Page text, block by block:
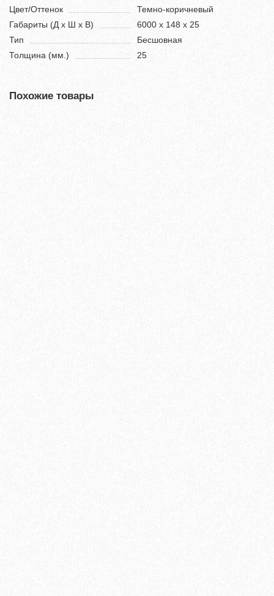
Цвет/Оттенок
Темно-коричневый
Габариты (Д х Ш х В)
6000 x 148 x 25
Тип
Бесшовная
Толщина (мм.)
25
Похожие товары